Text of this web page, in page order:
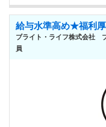
給与水準高め★福利
ブライト・ライフ株式会社
員